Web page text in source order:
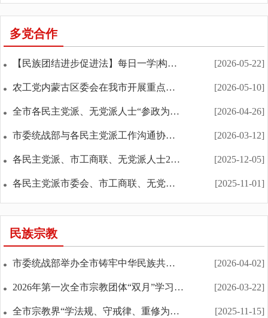
多党合作
[2026-05-22]
【民族团结进步促进法】每日一学|构筑共有精神家园（...
[2026-05-10]
农工党内蒙古区委会在我市开展重点课题调研和专项民...
[2026-04-26]
全市各民主党派、无党派人士“参政为公、实干为民”...
[2026-03-12]
市委统战部与各民主党派工作沟通协商会召开
[2025-12-05]
各民主党派、市工商联、无党派人士2025年度重点课题...
[2025-11-01]
各民主党派市委会、市工商联、无党派人士代表2025年...
民族宗教
[2026-04-02]
市委统战部举办全市铸牢中华民族共同体意识暨民族宗...
[2026-03-22]
2026年第一次全市宗教团体“双月”学习会议召开
[2025-11-15]
全市宗教界“学法规、守戒律、重修为、树形象”教育...